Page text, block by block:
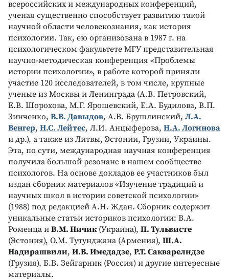
всероссийских и международных конференций,
ученая существенно способствует развитию такой
научной области человекознания, как история
психологии. Так, ею организована в 1987 г. на
психологическом факультете МГУ представительная
научно-методическая конференция «Проблемы
истории психологии», в работе которой приняли
участие 120 исследователей, в том числе, крупные
ученые из Москвы и Ленинграда (А.В. Петровский,
Е.В. Шорохова, М.Г. Ярошевский, Е.А. Будилова, В.П.
Зинченко, В.В. Давыдов, А.В. Брушлинский, Л.А.
Венгер, Н.С. Лейтес, Л.И. Анцыферова, Н.А. Логинова
и др.), а также из Литвы, Эстонии, Грузии, Украины.
Эта, по сути, международная научная конференция
получила большой резонанс в нашем сообществе
психологов. На основе докладов ее участников был
издан сборник материалов «Изучение традиций и
научных школ в истории советской психологии»
(1988) под редакцией А.Н. Ждан. Сборник содержит
уникальные статьи историков психологии: В.А.
Роменца и В.М. Ничик(Украина), П. Тульвисте
(Эстония), О.М. Тутунджяна (Армения), Ш.А.
Надирашвили, И.В. Имедадзе, Р.Т. Сакварелидзе
(Грузия), Б.В. Зейгарник (Россия) и другие интересные
материалы.